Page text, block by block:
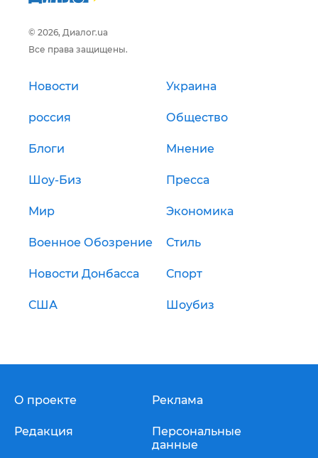
© 2026, Диалог.ua
Все права защищены.
Новости Украина
россия Общество
Блоги Мнение
Шоу-Биз Пресса
Мир Экономика
Военное Обозрение Стиль
Новости Донбасса Спорт
США Шоубиз
О проекте
Редакция
Реклама
Персональные
данные